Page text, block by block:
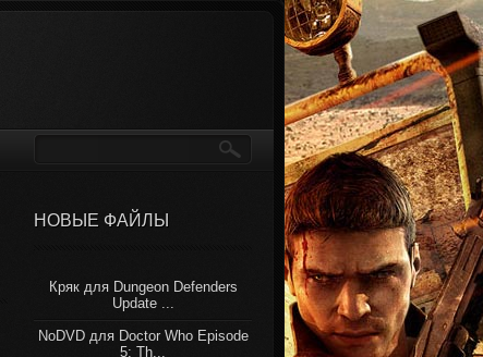
НОВЫЕ ФАЙЛЫ
Кряк для Dungeon Defenders
Update ...
NoDVD для Doctor Who Episode
5: Th...